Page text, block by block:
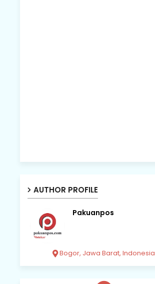
AUTHOR PROFILE
Pakuanpos
Bogor, Jawa Barat, Indonesia